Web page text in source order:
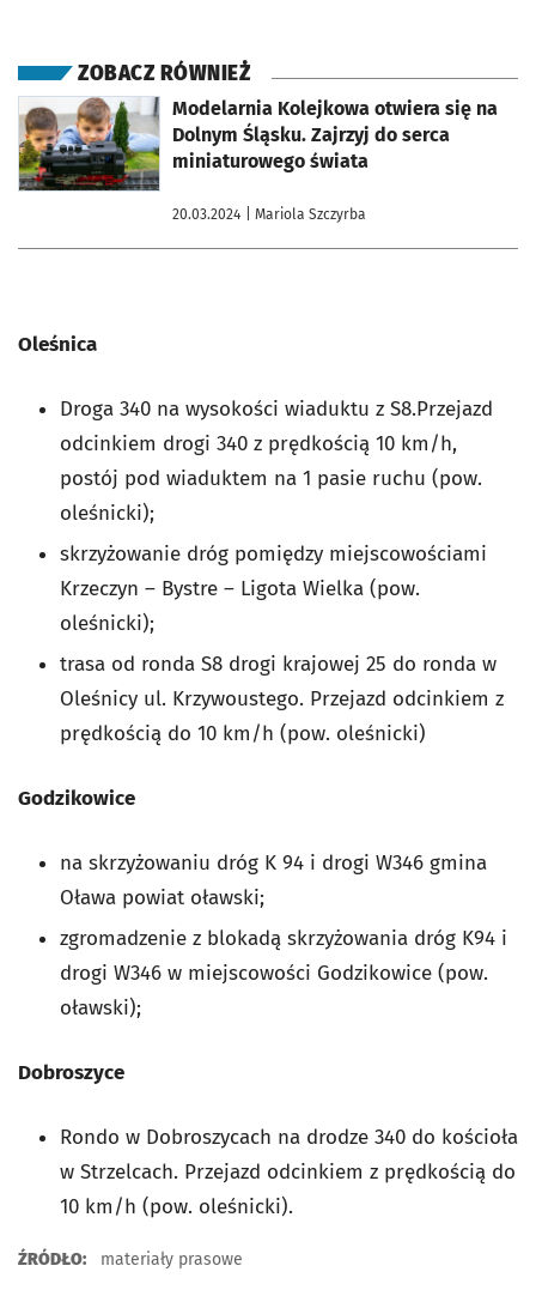
ZOBACZ RÓWNIEŻ
Modelarnia Kolejkowa otwiera się na
Dolnym Śląsku. Zajrzyj do serca
miniaturowego świata
20.03.2024 | Mariola Szczyrba
otworzy się w nowej karcie
Oleśnica
Droga 340 na wysokości wiaduktu z S8.Przejazd
odcinkiem drogi 340 z prędkością 10 km/h,
postój pod wiaduktem na 1 pasie ruchu (pow.
oleśnicki);
skrzyżowanie dróg pomiędzy miejscowościami
Krzeczyn – Bystre – Ligota Wielka (pow.
oleśnicki);
trasa od ronda S8 drogi krajowej 25 do ronda w
Oleśnicy ul. Krzywoustego. Przejazd odcinkiem z
prędkością do 10 km/h (pow. oleśnicki)
Godzikowice
na skrzyżowaniu dróg K 94 i drogi W346 gmina
Oława powiat oławski;
zgromadzenie z blokadą skrzyżowania dróg K94 i
drogi W346 w miejscowości Godzikowice (pow.
oławski);
Dobroszyce
Rondo w Dobroszycach na drodze 340 do kościoła
w Strzelcach. Przejazd odcinkiem z prędkością do
10 km/h (pow. oleśnicki).
ŹRÓDŁO: materiały prasowe